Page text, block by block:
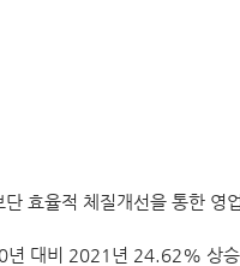
효율적 체질개선을 통한 영
년 대비 2021년 24.62% 상